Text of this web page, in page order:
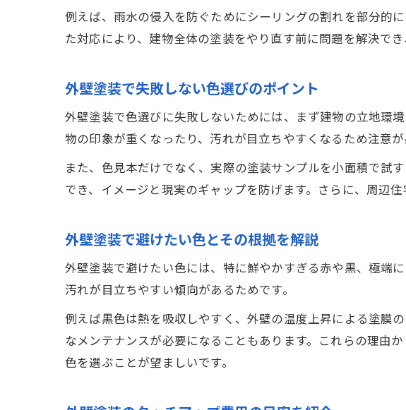
外壁塗
外壁塗
外壁塗装の
外壁塗
外壁塗
外壁
外壁
例えば、雨水の侵入を防ぐためにシーリングの割れを部分的
た対応により、建物全体の塗装をやり直す前に問題を解決で
外壁塗装で失敗しない色選びのポイント
外壁塗装で色選びに失敗しないためには、まず建物の立地環
物の印象が重くなったり、汚れが目立ちやすくなるため注意が
また、色見本だけでなく、実際の塗装サンプルを小面積で試
でき、イメージと現実のギャップを防げます。さらに、周辺
外壁塗装で避けたい色とその根拠を解説
外壁塗装で避けたい色には、特に鮮やかすぎる赤や黒、極端
汚れが目立ちやすい傾向があるためです。
例えば黒色は熱を吸収しやすく、外壁の温度上昇による塗膜
なメンテナンスが必要になることもあります。これらの理由
色を選ぶことが望ましいです。